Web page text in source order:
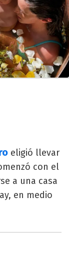
eligió llevar
con el
a una casa
en medio